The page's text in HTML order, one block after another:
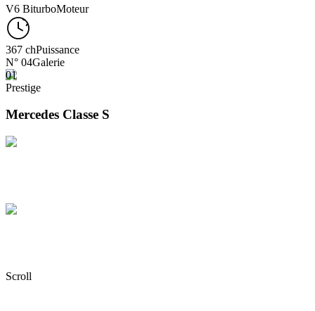
V6 BiturboMoteur
367 chPuissance
N° 04Galerie
01
Prestige
Mercedes Classe S
Mercedes Classe S
Mercedes Classe S
Scroll